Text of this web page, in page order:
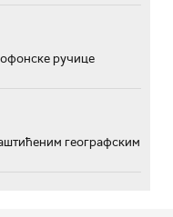
ручице
географским